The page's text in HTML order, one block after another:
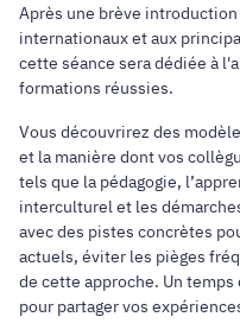
Après une brève
internationaux et aux
cette séance sera dédiée à
formations réussies.
Vous découvrirez des
et la manière dont vos
tels que la pédagogie,
interculturel et les
avec des pistes concrètes
actuels, éviter les pièges
de cette approche. Un
pour partager vos